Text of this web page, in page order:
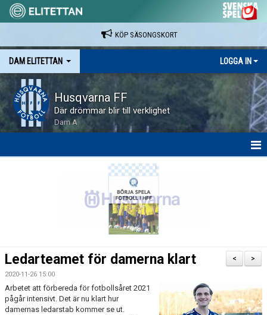
KÖP SÄSONGSKORT
DAM ELITETTAN LOGGA IN
Husqvarna FF
Där drömmar blir till verklighet
Dam A
BILDGALLERI
DOKUMENT
>
<
Ledarteamet för damerna klart
2020-11-26 15:00
Arbetet att förbereda för fotbollsåret 2021
pågår intensivt. Det är nu klart hur
damernas ledarstab kommer se ut.